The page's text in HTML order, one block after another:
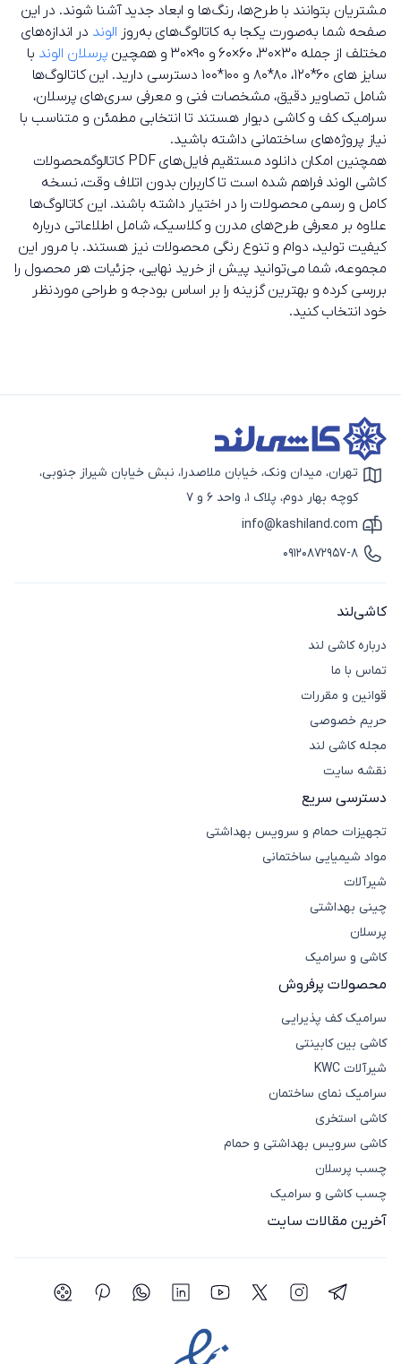
مشتریان بتوانند با طرح‌ها، رنگ‌ها و ابعاد جدید آشنا شوند. در این
صفحه شما به‌صورت یکجا به کاتالوگ‌های به‌روز الوند در اندازه‌های
مختلف از جمله 30×30، 60×60 و 90×30 و همچین
پرسلان الوند با
سایز های 60*120، 80*80 و 100*100 دسترسی دارید. این کاتالوگ‌ها
شامل تصاویر دقیق، مشخصات فنی و معرفی سری‌های پرسلان،
سرامیک کف و کاشی دیوار هستند تا انتخابی مطمئن و متناسب با
نیاز پروژه‌های ساختمانی داشته باشید.
همچنین امکان دانلود مستقیم فایل‌های PDF کاتالوگمحصولات
کاشی الوند فراهم شده است تا کاربران بدون اتلاف وقت، نسخه
کامل و رسمی محصولات را در اختیار داشته باشند. این کاتالوگ‌ها
علاوه بر معرفی طرح‌های مدرن و کلاسیک، شامل اطلاعاتی درباره
کیفیت تولید، دوام و تنوع رنگی محصولات نیز هستند. با مرور این
مجموعه، شما می‌توانید پیش از خرید نهایی، جزئیات هر محصول را
بررسی کرده و بهترین گزینه را بر اساس بودجه و طراحی موردنظر
خود انتخاب کنید.
آیکون نقشه
تهران، میدان ونک، خیابان ملاصدرا، نبش خیابان شیراز جنوبی،
کوچه بهار دوم، پلاک 1، واحد 6 و 7
آیکون ایمیل
info@kashiland.com
آیکون تماس
09120872957-8
کاشی‌لند
درباره کاشی لند
تماس با ما
قوانین و مقررات
حریم خصوصی
مجله کاشی لند
نقشه سایت
دسترسی سریع
تجهیزات حمام و سرویس بهداشتی
مواد شیمیایی ساختمانی
شیرآلات
چینی بهداشتی
پرسلان
کاشی و سرامیک
محصولات پرفروش
سرامیک کف پذیرایی
کاشی بین کابینتی
شیرآلات KWC
سرامیک نمای ساختمان
کاشی استخری
کاشی سرویس بهداشتی و حمام
چسب پرسلان
چسب کاشی و سرامیک
آخرین مقالات سایت
شبکه اجتماعی تلگرام
شبکه اجتماعی اینستاگرام
شبکه اجتماعی توییتر(ایکس)
شبکه اجتماعی یوتیوب
شبکه اجتماعی لینکدین
شبکه اجتماعی واتساپ
شبکه اجتماعی
شبکه